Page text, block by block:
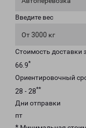
Введите вес
От 3000 кг
Стоимость доставки
66.9*
Ориентировочный
28 - 28**
Дни отправки
пт